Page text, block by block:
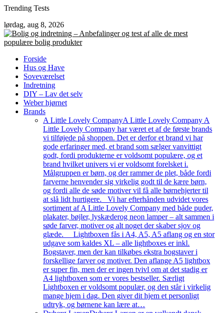
Skip
content
Trending Tests
lørdag, aug 8, 2026
Forside
Hus og Have
Soveværelset
Indretning
DIY – Lav det selv
Weber hjørnet
Brands
A Little Lovely CompanyA Little Lovely Company A
Little Lovely Company har været et af de første brands
vi tilføjede på shoppen. Det er derfor et brand vi har
gode erfaringer med, et brand som sælger vanvittigt
godt, fordi produkterne er voldsomt populære, og et
brand hvilket univers vi er voldsomt forelsket i.
Målgruppen er børn, og der rammer de plet, både fordi
farverne henvender sig virkelig godt til de kære børn,
og fordi alle de søde motiver vil få alle børnehjerter til
at slå lidt hurtigere. Vi har efterhånden udvidet vores
sortiment af A Little Lovely Company med både puder,
plakater, bøjler, lyskæderog neon lamper – alt sammen i
søde farver, motiver og alt noget der skaber sjov og
glæde. Lightboxen fås i A4, A5, A5 aflang og en stor
udgave som kaldes XL – alle lightboxes er inkl.
Bogstaver, men der kan tilkøbes ekstra bogstaver i
forskellige farver og motiver. Den aflange A5 lightbox
er super fin, men der er ingen tvivl om at det stadig er
A4 lightboxen som er vores bestseller. Særligt
Lightboxen er voldsomt populær, og den står i virkelig
mange hjem i dag. Den giver dit hjem et personligt
udtryk, og børnene kan lære at…